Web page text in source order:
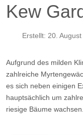
Kew
Erstellt: 20.
Aufgrund des milden
zahlreiche
es sich neben einigen
hauptsächlich um
riesige Bäume wachsen.